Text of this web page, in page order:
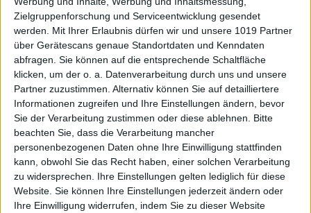
Zielgruppenforschung und Serviceentwicklung gesendet
werden.
Mit Ihrer Erlaubnis dürfen wir und unsere 1019 Partner
über Gerätescans genaue Standortdaten und Kenndaten
abfragen. Sie können auf die entsprechende Schaltfläche
klicken, um der o. a. Datenverarbeitung durch uns und unsere
Partner zuzustimmen. Alternativ können Sie auf detailliertere
Informationen zugreifen und Ihre Einstellungen ändern, bevor
Sie der Verarbeitung zustimmen oder diese ablehnen.
Bitte
beachten Sie, dass die Verarbeitung mancher
personenbezogenen Daten ohne Ihre Einwilligung stattfinden
kann, obwohl Sie das Recht haben, einer solchen Verarbeitung
zu widersprechen. Ihre Einstellungen gelten lediglich für diese
Website. Sie können Ihre Einstellungen jederzeit ändern oder
Ihre Einwilligung widerrufen, indem Sie zu dieser Website